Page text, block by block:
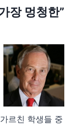
장 멍청한”
르친 학생들 중